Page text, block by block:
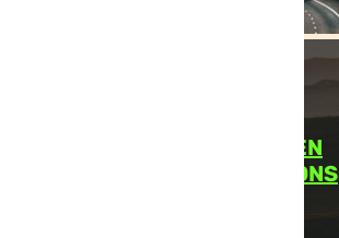
TRANSPORT ROUTIER EN
EUROPE : DES LIVRAISONS